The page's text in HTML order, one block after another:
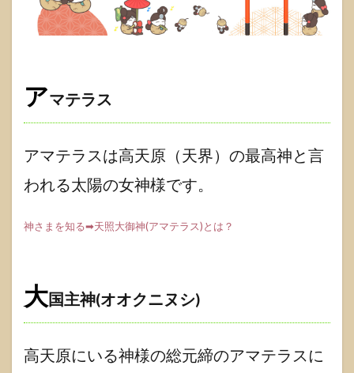
アマテラス
アマテラスは高天原（天界）の最高神と言
われる太陽の女神様です。
神さまを知る➡天照大御神(アマテラス)とは？
大国主神(オオクニヌシ)
高天原にいる神様の総元締のアマテラスに